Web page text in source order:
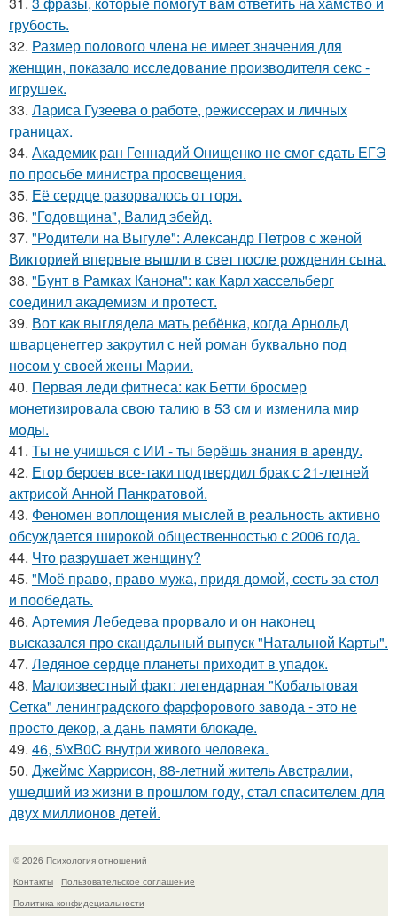
грубость.
32. Размер полового члена не имеет значения для
женщин, показало исследование производителя секс -
игрушек.
33. Лариса Гузеева о работе, режиссерах и личных
границах.
34. Академик ран Геннадий Онищенко не смог сдать ЕГЭ
по просьбе министра просвещения.
35. Её сердце разорвалось от горя.
36. "Годовщина", Валид эбейд.
37. "Родители на Выгуле": Александр Петров с женой
Викторией впервые вышли в свет после рождения сына.
38. "Бунт в Рамках Канона": как Карл хассельберг
соединил академизм и протест.
39. Вот как выглядела мать ребёнка, когда Арнольд
шварценеггер закрутил с ней роман буквально под
носом у своей жены Марии.
40. Первая леди фитнеса: как Бетти бросмер
монетизировала свою талию в 53 см и изменила мир
моды.
41. Ты не учишься с ИИ - ты берёшь знания в аренду.
42. Егор бероев все-таки подтвердил брак с 21-летней
актрисой Анной Панкратовой.
43. Феномен воплощения мыслей в реальность активно
обсуждается широкой общественностью с 2006 года.
44. Что разрушает женщину?
45. "Моё право, право мужа, придя домой, сесть за стол
и пообедать.
46. Артемия Лебедева прорвало и он наконец
высказался про скандальный выпуск "Натальной Карты".
47. Ледяное сердце планеты приходит в упадок.
48. Малоизвестный факт: легендарная "Кобальтовая
Сетка" ленинградского фарфорового завода - это не
просто декор, а дань памяти блокаде.
49. 46, 5\xB0C внутри живого человека.
50. Джеймс Харрисон, 88-летний житель Австралии,
ушедший из жизни в прошлом году, стал спасителем для
двух миллионов детей.
© 2026 Психология отношений
Контакты
Пользовательское соглашение
Политика конфидециальности